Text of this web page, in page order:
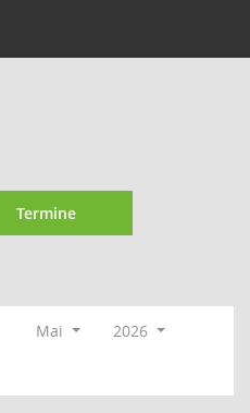
Termine
Mai
2026